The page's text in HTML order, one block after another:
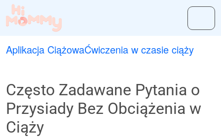
Aplikacja CiążowaĆwiczenia w czasie ciąży
Często Zadawane Pytania o
Przysiady Bez Obciążenia w
Ciąży